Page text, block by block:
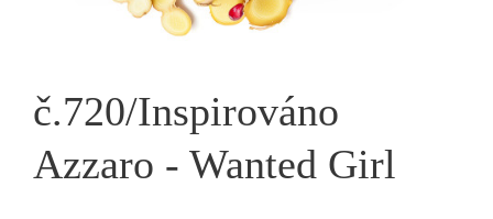
č.720/Inspirováno
Azzaro - Wanted Girl